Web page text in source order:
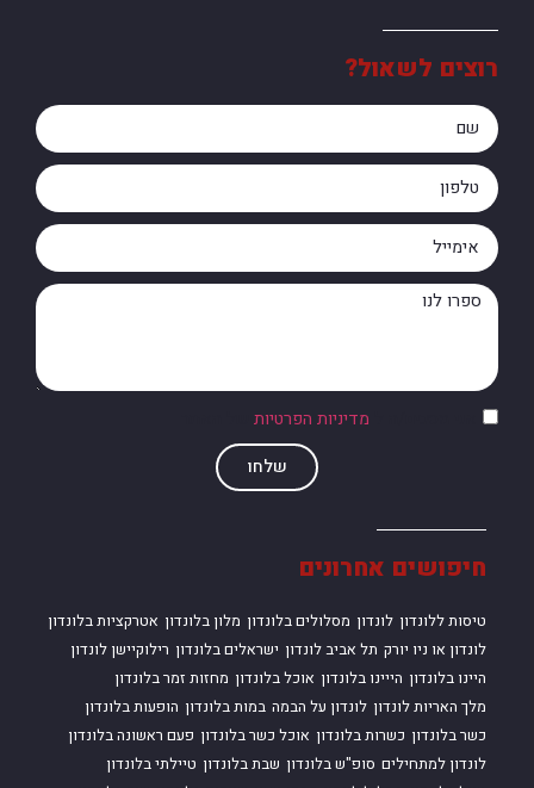
חיפושים אחרונים
טיסות ללונדון לונדון מסלולים בלונדון מלון בלונדון אטרקציות בלונדון
לונדון או ניו יורק תל אביב לונדון ישראלים בלונדון רילוקיישן לונדון
היינו בלונדון הייינו בלונדון אוכל בלונדון מחזות זמר בלונדון
מלך האריות לונדון לונדון על הבמה במות בלונדון הופעות בלונדון
כשר בלונדון כשרות בלונדון אוכל כשר בלונדון פעם ראשונה בלונדון
לונדון למתחילים סופ"ש בלונדון שבת בלונדון טיילתי בלונדון
רוצים לשאול?
מדיניות הפרטיות
שלחו